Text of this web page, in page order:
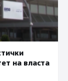
на власта